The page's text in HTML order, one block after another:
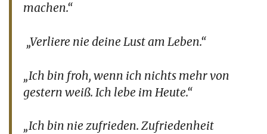
machen.“
„Verliere nie deine Lust am Leben.“
„Ich bin froh, wenn ich nichts mehr von
gestern weiß. Ich lebe im Heute.“
„Ich bin nie zufrieden. Zufriedenheit